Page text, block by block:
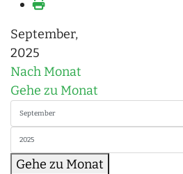
September,
2025
Nach Monat
Gehe zu Monat
Gehe zu Monat